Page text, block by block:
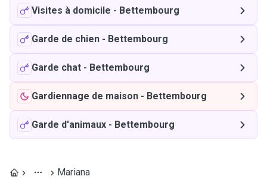
Visites à domicile - Bettembourg
Garde de chien - Bettembourg
Garde chat - Bettembourg
Gardiennage de maison - Bettembourg
Garde d'animaux - Bettembourg
Mariana